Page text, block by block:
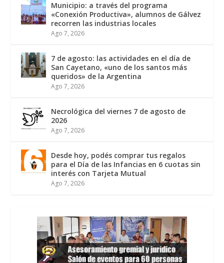
Municipio: a través del programa
«Conexión Productiva», alumnos de Gálvez
recorren las industrias locales
Ago 7, 2026
7 de agosto: las actividades en el día de
San Cayetano, «uno de los santos más
queridos» de la Argentina
Ago 7, 2026
Necrológica del viernes 7 de agosto de
2026
Ago 7, 2026
Desde hoy, podés comprar tus regalos
para el Día de las Infancias en 6 cuotas sin
interés con Tarjeta Mutual
Ago 7, 2026